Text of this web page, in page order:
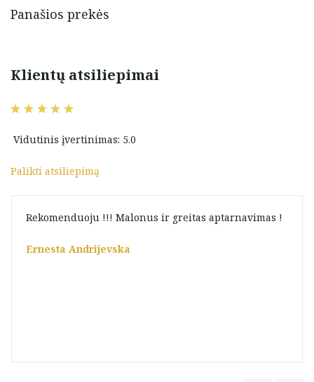
Panašios prekės
Klientų atsiliepimai
Vidutinis įvertinimas: 5.0
Palikti atsiliepimą
Rekomenduoju !!! Malonus ir greitas aptarnavimas !
Ernesta Andrijevska